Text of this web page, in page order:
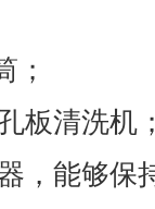
；
板清洗机
，能够保